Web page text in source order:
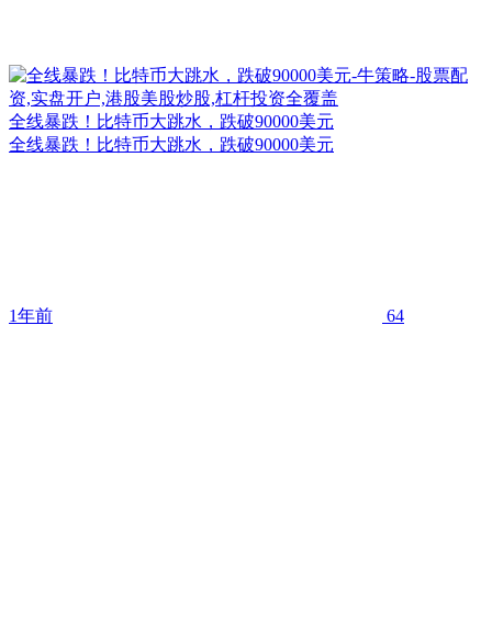
全线暴跌！比特币大跳水，跌破90000美元
全线暴跌！比特币大跳水，跌破90000美元
1年前 64